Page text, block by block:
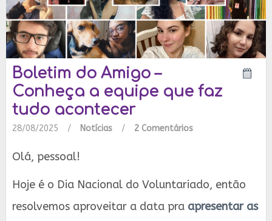
Boletim do Amigo –
Conheça a equipe que faz
tudo acontecer
28/08/2025 / Notícias / 2 Comentários
Olá, pessoal!
Hoje é o Dia Nacional do Voluntariado, então
resolvemos aproveitar a data pra apresentar as